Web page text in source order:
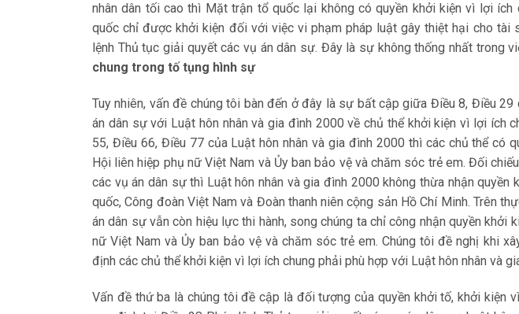
nhân dân tối cao thì Mặt trận tổ quốc lại không có quyền khởi kiện vì lợi ích
quốc chỉ được khởi kiện đối với việc vi phạm pháp luật gây thiệt hại cho tài
lệnh Thủ tục giải quyết các vụ án dân sự. Đây là sự không thống nhất trong
chung trong tố tụng hình sự
Tuy nhiên, vấn đề chúng tôi bàn đến ở đây là sự bất cập giữa Điều 8, Điều
án dân sự với Luật hôn nhân và gia đình 2000 về chủ thể khởi kiện vì lợi ích
55, Điều 66, Điều 77 của Luật hôn nhân và gia đình 2000 thì các chủ thể có
Hội liên hiệp phụ nữ Việt Nam và Ủy ban bảo vệ và chăm sóc trẻ em. Đối
các vụ án dân sự thì Luật hôn nhân và gia đình 2000 không thừa nhận
quốc, Công đoàn Việt Nam và Đoàn thanh niên cộng sản Hồ Chí Minh. Trên
án dân sự vẫn còn hiệu lực thi hành, song chúng ta chỉ công nhận quyền khởi
nữ Việt Nam và Ủy ban bảo vệ và chăm sóc trẻ em. Chúng tôi đề nghị khi
định các chủ thể khởi kiện vì lợi ích chung phải phù hợp với Luật hôn nhân và
Vấn đề thứ ba là chúng tôi đề cập là đối tượng của quyền khởi tố, khởi kiện